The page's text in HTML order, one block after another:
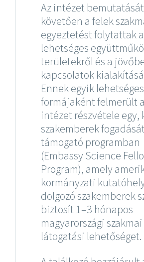
Az intézet bemutatását
követően a felek
egyeztetést folytattak a
lehetséges
területekről és a
kapcsolatok
Ennek egyik lehetséges
formájaként felmerült
intézet részvétele egy,
szakemberek fogadását
támogató programban
(Embassy Science
Program), amely
kormányzati
dolgozó szakemberek
biztosít 1–3 hónapos
magyarországi szakmai
látogatási lehetőséget.